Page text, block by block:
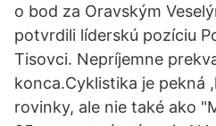
o bod za Oravským
potvrdili líderskú pozíciu
Tisovci. Nepríjemne
konca.Cyklistika je pekná
rovinky, ale nie také ako